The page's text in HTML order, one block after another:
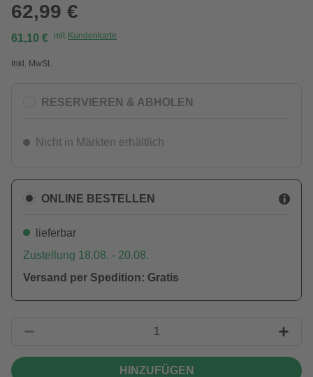
62,99 €
61,10 € mit Kundenkarte
Inkl. MwSt.
RESERVIEREN & ABHOLEN
Nicht in Märkten erhältlich
ONLINE BESTELLEN
lieferbar
Zustellung 18.08. - 20.08.
Versand per Spedition: Gratis
HINZUFÜGEN